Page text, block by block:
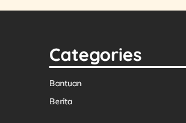
Categories
Bantuan
Berita